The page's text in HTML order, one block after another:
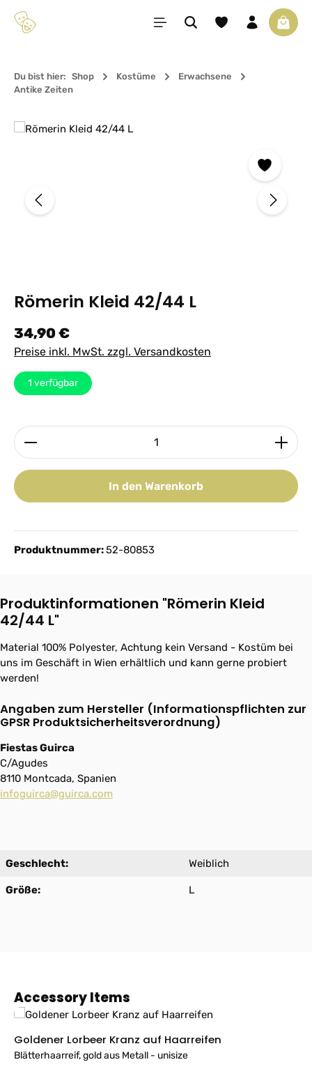
Zum Hauptinhalt springen Du hast 0 Produkte
Du bist hier: Shop Kostüme
Erwachsene
Antike Zeiten
Bildergalerie überspringen
Römerin Kleid 42/44 L
Regulärer Preis:
34,90 €
Preise inkl. MwSt. zzgl. Versandkosten
1 verfügbar
Produkt Anzahl: Gib den gewünschten Wert ein
In den Warenkorb
Produktnummer:52-80853
Produktinformationen "Römerin Kleid
42/44 L"
Material 100% Polyester, Achtung kein Versand - Kostüm bei
uns im Geschäft in Wien erhältlich und kann gerne probiert
werden!
Angaben zum Hersteller (Informationspflichten zur
GPSR Produktsicherheitsverordnung)
Fiestas Guirca
C/Agudes
8110 Montcada, Spanien
infoguirca@guirca.com
Geschlecht: Weiblich
Größe: L
Produktgalerie überspringen
Accessory Items
Goldener Lorbeer Kranz auf Haarreifen
Blätterhaarreif, gold aus Metall - unisize